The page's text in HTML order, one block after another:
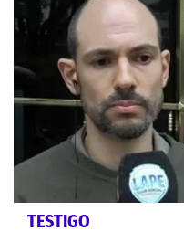
TESTIGO